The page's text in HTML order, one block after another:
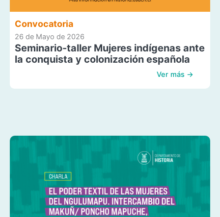
Convocatoria
26 de Mayo de 2026
Seminario-taller Mujeres indígenas ante
la conquista y colonización española
Ver más →